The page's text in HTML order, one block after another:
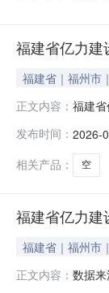
福建省亿力建
福建省｜福州市
正文内容： 福建
电力
发布时间： 2026-
相关产品：
空
福建省亿力建
福建省｜福州市
正文内容： 数据